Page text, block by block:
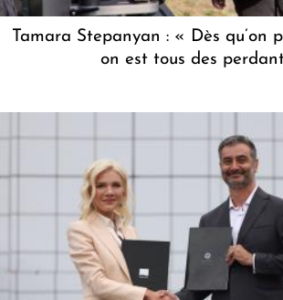
Tamara Stepanyan : « Dès qu’on
on est tous des